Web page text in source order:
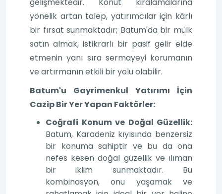
yönelik artan talep, yatırımcılar için kârlı
bir fırsat sunmaktadır; Batum'da bir mülk
satın almak, istikrarlı bir pasif gelir elde
etmenin yanı sıra sermayeyi korumanın
ve artırmanın etkili bir yolu olabilir.
Batum'u Gayrimenkul Yatırımı İçin
Cazip Bir Yer Yapan Faktörler:
Coğrafi Konum ve Doğal Güzellik:
Batum, Karadeniz kıyısında benzersiz
bir konuma sahiptir ve bu da ona
nefes kesen doğal güzellik ve ılıman
bir iklim sunmaktadır. Bu
kombinasyon, onu yaşamak ve